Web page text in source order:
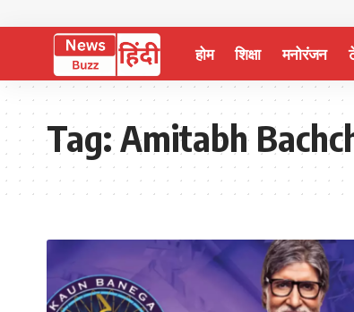
होम शिक्षा मनोरंजन
Tag:Amitabh